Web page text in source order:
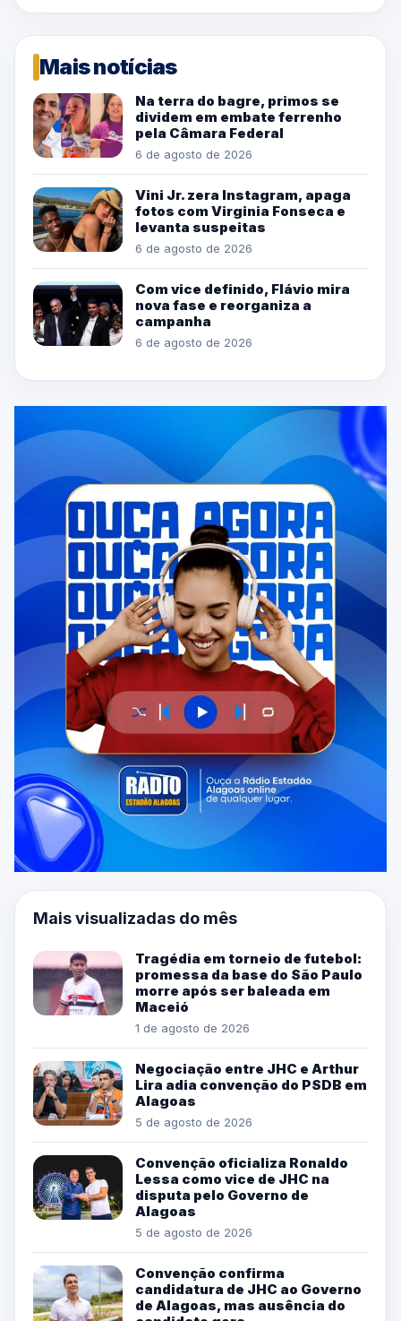
Mais notícias
Na terra do bagre, primos se
dividem em embate ferrenho
pela Câmara Federal
6 de agosto de 2026
Vini Jr. zera Instagram, apaga
fotos com Virginia Fonseca e
levanta suspeitas
6 de agosto de 2026
Com vice definido, Flávio mira
nova fase e reorganiza a
campanha
6 de agosto de 2026
Mais visualizadas do mês
Tragédia em torneio de futebol:
promessa da base do São Paulo
morre após ser baleada em
Maceió
1 de agosto de 2026
Negociação entre JHC e Arthur
Lira adia convenção do PSDB em
Alagoas
5 de agosto de 2026
Convenção oficializa Ronaldo
Lessa como vice de JHC na
disputa pelo Governo de
Alagoas
5 de agosto de 2026
Convenção confirma
candidatura de JHC ao Governo
de Alagoas, mas ausência do